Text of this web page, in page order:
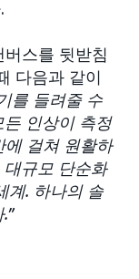
스를 뒷받침
다음과 같이
를 들려줄 수
인상이 측정
에 걸쳐 원활하
규모 단순화
계. 하나의 솔